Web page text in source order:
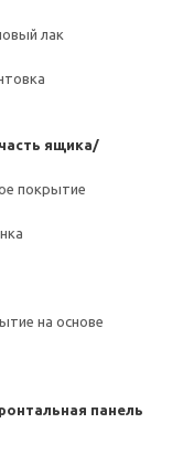
лак
ящика/
покрытие
на основе
панель